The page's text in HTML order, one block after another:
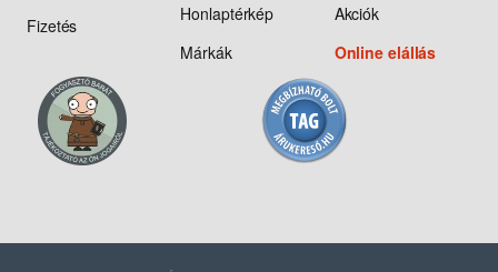
Fizetés
Honlaptérkép
Márkák
Akciók
Online elállás